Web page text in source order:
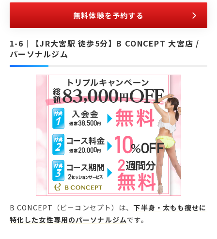
無料体験を予約する
【JR大宮駅 徒歩5分】B CONCEPT 大宮店 /
パーソナルジム
B CONCEPT（ビーコンセプト）は、 下半身・太もも痩せに
特化した女性専用のパーソナルジムです。